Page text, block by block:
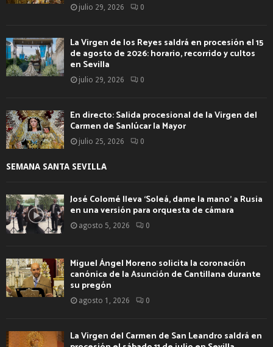
julio 29, 2026 0
La Virgen de los Reyes saldrá en procesión el 15
de agosto de 2026: horario, recorrido y cultos
en Sevilla
julio 29, 2026 0
En directo: Salida procesional de la Virgen del
Carmen de Sanlúcar la Mayor
julio 25, 2026 0
SEMANA SANTA SEVILLA
José Colomé lleva ‘Soleá, dame la mano’ a Rusia
en una versión para orquesta de cámara
agosto 5, 2026 0
Miguel Ángel Moreno solicita la coronación
canónica de la Asunción de Cantillana durante
su pregón
agosto 1, 2026 0
La Virgen del Carmen de San Leandro saldrá en